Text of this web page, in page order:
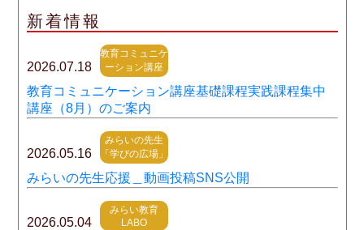
新着情報
2026.07.18
教育コミュニケ
ーション講座
教育コミュニケーション講座基礎課程実践課程集中
講座（8月）のご案内
2026.05.16
みらいの先生
「学びの広場」
みらいの先生応援＿動画投稿SNS公開
2026.05.04
みらい教育
LABO